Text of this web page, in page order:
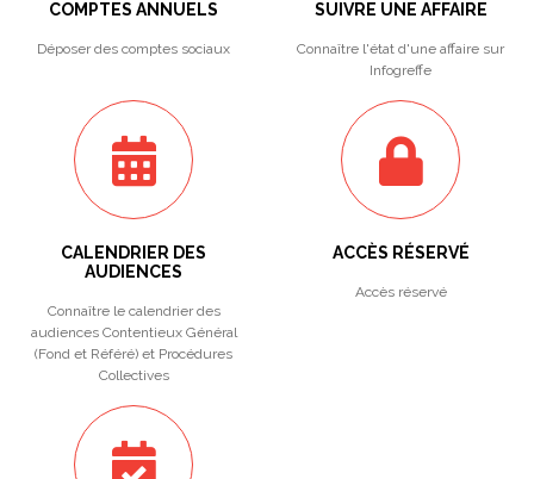
COMPTES ANNUELS
Déposer des comptes sociaux
SUIVRE UNE AFFAIRE
Connaître l'état d'une affaire sur
Infogreffe
CALENDRIER DES
AUDIENCES
Connaître le calendrier des
audiences Contentieux Général
(Fond et Référé) et Procédures
Collectives
ACCÈS RÉSERVÉ
Accès réservé